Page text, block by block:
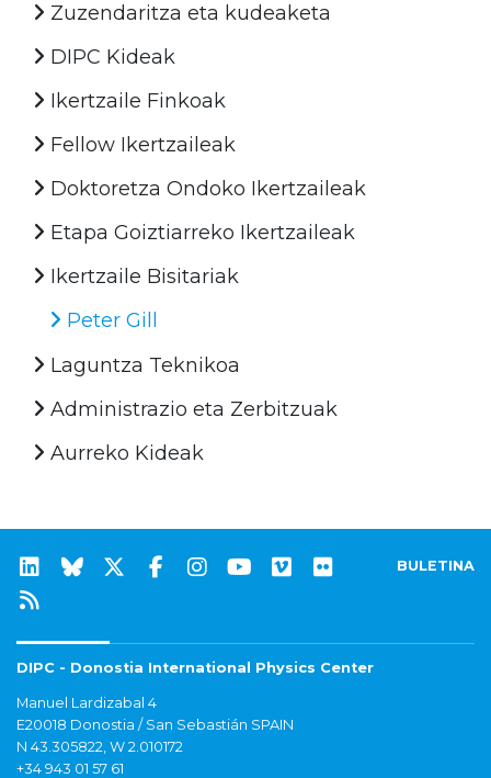
Zuzendaritza eta kudeaketa
DIPC Kideak
Ikertzaile Finkoak
Fellow Ikertzaileak
Doktoretza Ondoko Ikertzaileak
Etapa Goiztiarreko Ikertzaileak
Ikertzaile Bisitariak
Peter Gill
Laguntza Teknikoa
Administrazio eta Zerbitzuak
Aurreko Kideak
BULETINA
DIPC - Donostia International Physics Center
Manuel Lardizabal 4
E20018 Donostia / San Sebastián SPAIN
N 43.305822, W 2.010172
+34 943 01 57 61